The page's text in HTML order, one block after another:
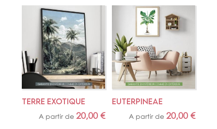
Orchidées
Paysages tropicaux
Reproduction
TERRE EXOTIQUE
A partir de 20,00 €
EUTERPINEAE
A partir de20,00€